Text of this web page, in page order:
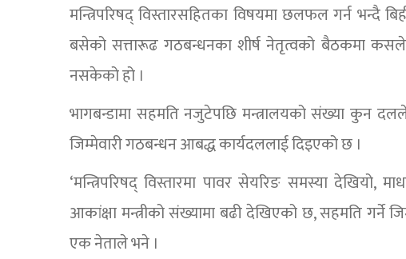
मन्त्रिपरिषद् विस्तारसहितका विषयमा छलफल गर्न भन्दै
बसेको सत्तारूढ गठबन्धनका शीर्ष नेतृत्वको बैठकमा
नसकेको हो ।
भागबन्डामा सहमति नजुटेपछि मन्त्रालयको संख्या कुन
जिम्मेवारी गठबन्धन आबद्ध कार्यदललाई दिइएको छ ।
‘मन्त्रिपरिषद् विस्तारमा पावर सेयरिङ समस्या
आकांक्षा मन्त्रीको संख्यामा बढी देखिएको छ, सहमति गर्ने
एक नेताले भने ।